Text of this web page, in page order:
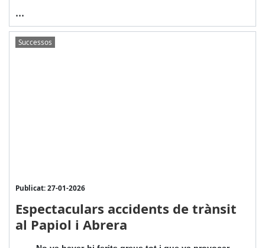
...
Successos
Publicat: 27-01-2026
Espectaculars accidents de trànsit
al Papiol i Abrera